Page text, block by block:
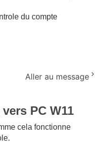
du compte
Aller au message
PC W11
cela fonctionne